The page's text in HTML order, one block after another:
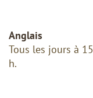
Anglais
Tous les jours à 15
h.